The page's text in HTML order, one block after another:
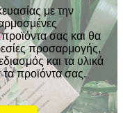
με την
σας και θα
προσαρμογής,
και τα υλικά
προϊόντα σας.